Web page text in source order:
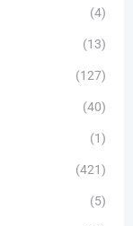
(4)
(13)
(127)
(40)
(1)
(421)
(5)